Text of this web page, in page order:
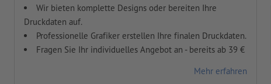
Wir bieten komplette Designs oder bereiten Ihre
Druckdaten auf.
Professionelle Grafiker erstellen Ihre finalen Druckdaten.
Fragen Sie Ihr individuelles Angebot an - bereits ab 39 €
Mehr erfahren